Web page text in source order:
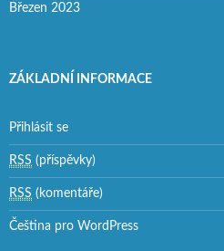
Březen 2023
ZÁKLADNÍ INFORMACE
Přihlásit se
RSS (příspěvky)
RSS (komentáře)
Čeština pro WordPress